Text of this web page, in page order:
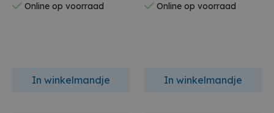
Online op voorraad
In winkelmandje
Online op voorraad
In winkelmandje